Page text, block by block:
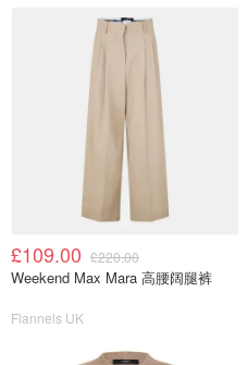
£109.00 £220.00
Weekend Max Mara 高腰阔腿裤
Flannels UK